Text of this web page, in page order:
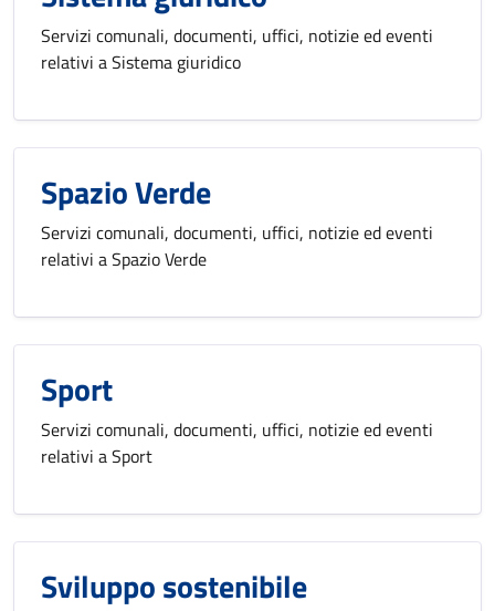
Servizi comunali, documenti, uffici, notizie ed eventi
relativi a Sistema giuridico
Spazio Verde
Servizi comunali, documenti, uffici, notizie ed eventi
relativi a Spazio Verde
Sport
Servizi comunali, documenti, uffici, notizie ed eventi
relativi a Sport
Sviluppo sostenibile